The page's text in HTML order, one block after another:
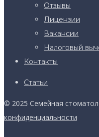
Отзывы
Лицензии
Вакансии
Налоговый
Контакты
Статьи
© 2025 Семейная
конфиденциальности